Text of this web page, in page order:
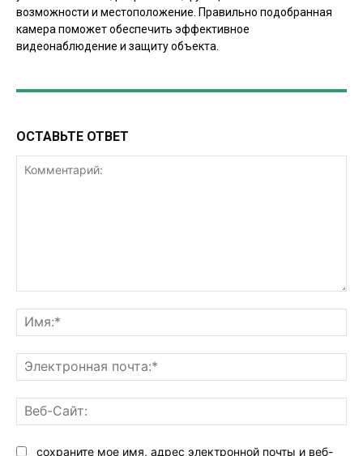
возможности и местоположение. Правильно подобранная
камера поможет обеспечить эффективное
видеонаблюдение и защиту объекта.
ОСТАВЬТЕ ОТВЕТ
сохраните мое имя, адрес электронной почты и веб-